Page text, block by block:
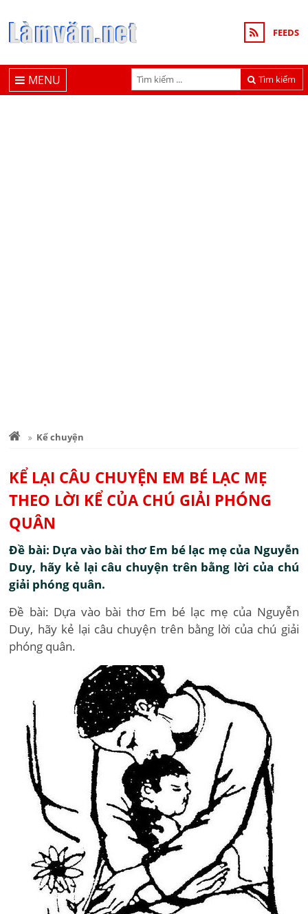
FEEDS
Tìm kiếm
MENU
Kể chuyện
KỂ LẠI CÂU CHUYỆN EM BÉ LẠC MẸ
THEO LỜI KỂ CỦA CHÚ GIẢI PHÓNG
QUÂN
Đề bài: Dựa vào bài thơ Em bé lạc mẹ của Nguyễn
Duy, hãy kẻ lại câu chuyện trên bằng lời của chú
giải phóng quân.
Đề bài: Dựa vào bài thơ Em bé lạc mẹ của Nguyễn
Duy, hãy kẻ lại câu chuyện trên bằng lời của chú giải
phóng quân.